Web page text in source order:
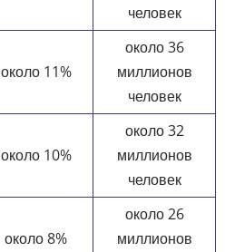
человек
около 11%
около 36
миллионов
человек
около 10%
около 32
миллионов
человек
около 8%
около 26
миллионов